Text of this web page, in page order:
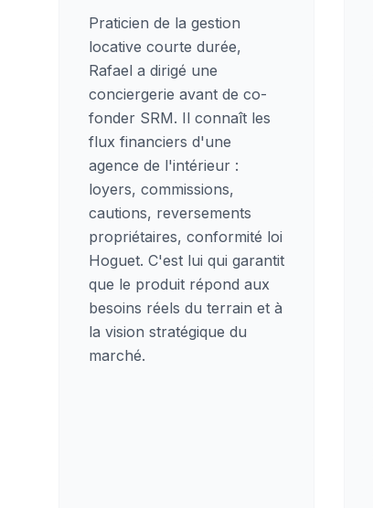
Praticien de la gestion
locative courte durée,
Rafael a dirigé une
conciergerie avant de co-
fonder SRM. Il connaît les
flux financiers d'une
agence de l'intérieur :
loyers, commissions,
cautions, reversements
propriétaires, conformité loi
Hoguet. C'est lui qui garantit
que le produit répond aux
besoins réels du terrain et à
la vision stratégique du
marché.